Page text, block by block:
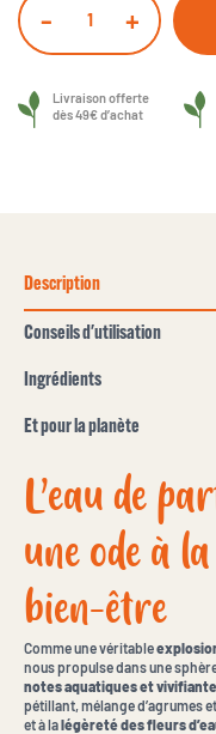
- +
Livraison offerte
dès 49€ d’achat
Description
Conseils d'utilisation
Ingrédients
Et pour la planète
L’eau de
une ode à
bien-être
Comme une véritable
nous propulse dans une
notes aquatiques et
pétillant, mélange d’agrumes
et à lalégèreté des fleurs